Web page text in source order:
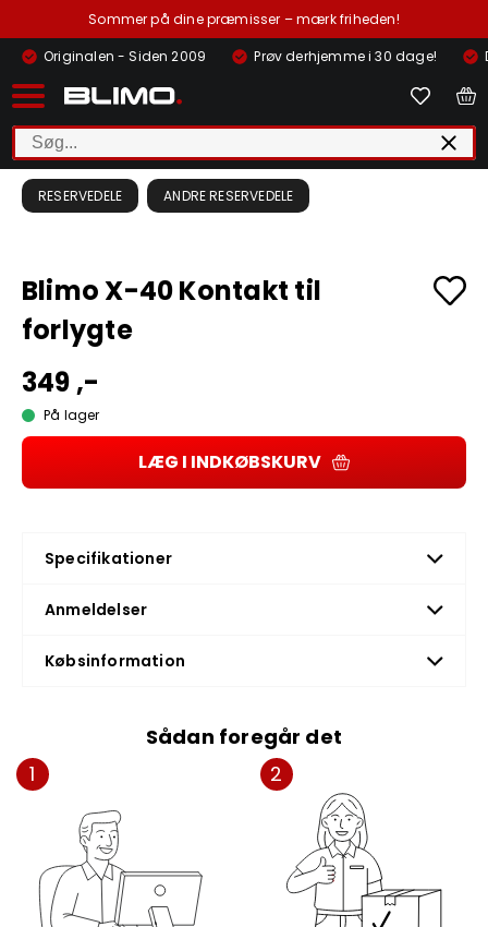
Sommer på dine præmisser – mærk friheden!
Originalen - Siden 2009
Prøv derhjemme i 30 dage!
RESERVEDELE ANDRE RESERVEDELE
Blimo X-40 Kontakt til
forlygte
349 ,-
På lager
LÆG I INDKØBSKURV
Specifikationer
Anmeldelser
Købsinformation
Sådan foregår det
1
2